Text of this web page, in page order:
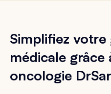
Simplifiez votre
médicale
oncologie